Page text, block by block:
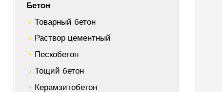
Бетон
Товарный бетон
Раствор цементный
Пескобетон
Тощий бетон
Керамзитобетон